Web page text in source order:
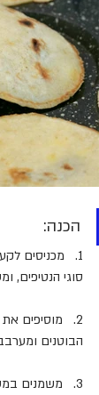
הכנה:
1.   מכניסים
סוגי הנטיפים,
2.   מוסיפים
הבוטנים
3.   משמנים